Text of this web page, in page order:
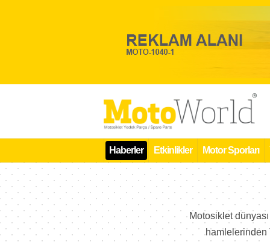
Haberler Etkinlikler Motor Sporları
Motosiklet
hamlelerinden